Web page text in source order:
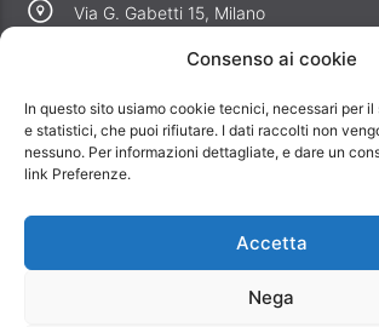
Consenso ai cookie
In questo sito usiamo cookie tecnici, necessari per
e statistici, che puoi rifiutare. I dati raccolti non
nessuno. Per informazioni dettagliate, e dare un
link Preferenze.
Accetta
Nega
Via G. Gabetti 15, Milano
Perché noi
Offerte
Informativa privacy
Informativa cookie